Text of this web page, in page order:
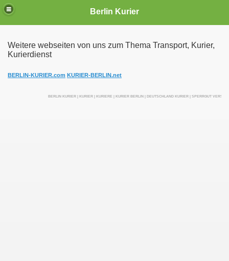
Berlin Kurier
Weitere webseiten von uns zum Thema Transport, Kurier,
Kurierdienst
BERLIN-KURIER.com KURIER-BERLIN.net
BERLIN KURIER | KURIER | KURIERE | KURIER BERLIN | DEUTSCHLAND KURIER | SPERRGUT